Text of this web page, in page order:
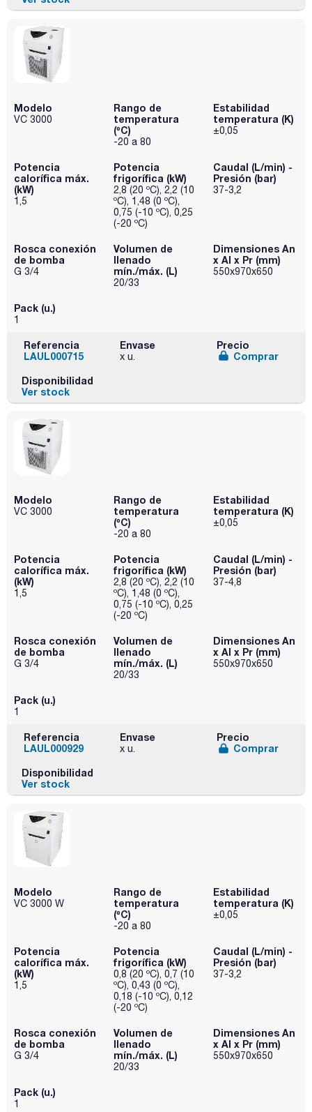
Modelo
VC 3000
Rango de
temperatura
(ºC)
-20 a 80
Estabilidad
temperatura (K)
±0,05
Potencia
calorífica máx.
(kW)
1,5
Potencia
frigorífica (kW)
2,8 (20 ºC), 2,2 (10
ºC), 1,48 (0 ºC),
0,75 (-10 ºC), 0,25
(-20 ºC)
Caudal (L/min) -
Presión (bar)
37-3,2
Rosca conexión
de bomba
G 3/4
Volumen de
llenado
mín./máx. (L)
20/33
Dimensiones An
x Al x Pr (mm)
550x970x650
Pack (u.)
1
Referencia
LAUL000715
Envase
x u.
Precio
Comprar
Disponibilidad
Ver stock
Modelo
VC 3000
Rango de
temperatura
(ºC)
-20 a 80
Estabilidad
temperatura (K)
±0,05
Potencia
calorífica máx.
(kW)
1,5
Potencia
frigorífica (kW)
2,8 (20 ºC), 2,2 (10
ºC), 1,48 (0 ºC),
0,75 (-10 ºC), 0,25
(-20 ºC)
Caudal (L/min) -
Presión (bar)
37-4,8
Rosca conexión
de bomba
G 3/4
Volumen de
llenado
mín./máx. (L)
20/33
Dimensiones An
x Al x Pr (mm)
550x970x650
Pack (u.)
1
Referencia
LAUL000929
Envase
x u.
Precio
Comprar
Disponibilidad
Ver stock
Modelo
VC 3000 W
Rango de
temperatura
(ºC)
-20 a 80
Estabilidad
temperatura (K)
±0,05
Potencia
calorífica máx.
(kW)
1,5
Potencia
frigorífica (kW)
0,8 (20 ºC), 0,7 (10
ºC), 0,43 (0 ºC),
0,18 (-10 ºC), 0,12
(-20 ºC)
Caudal (L/min) -
Presión (bar)
37-3,2
Rosca conexión
de bomba
G 3/4
Volumen de
llenado
mín./máx. (L)
20/33
Dimensiones An
x Al x Pr (mm)
550x970x650
Pack (u.)
1